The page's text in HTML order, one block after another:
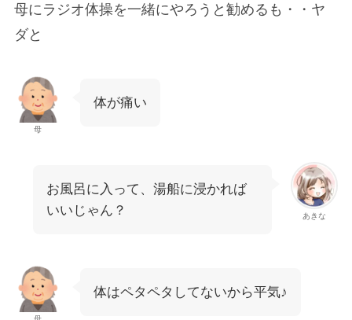
母にラジオ体操を一緒にやろうと勧めるも・・ヤ
ダと
母
体が痛い
あきな
お風呂に入って、湯船に浸かれば
いいじゃん？
体はペタペタしてないから平気♪